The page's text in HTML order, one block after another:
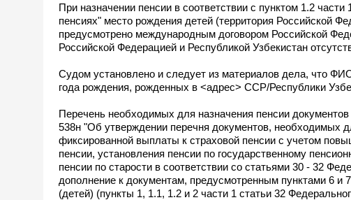
При назначении пенсии в соответствии с пунктом 1.2
пенсиях" место рождения детей (территория Российской
предусмотрено международным договором Российской
Российской Федерацией и Республикой Узбекистан
Судом установлено и следует из материалов дела, что
года рождения, рожденных в <адрес> ССР/Республики
Перечень необходимых для назначения пенсии
538н "Об утверждении перечня документов, необходимых
фиксированной выплаты к страховой пенсии с учетом
пенсии, установления пенсии по государственному
пенсии по старости в соответствии со статьями 30 - 32
дополнение к документам, предусмотренным пунктами 6
(детей) (пункты 1, 1.1, 1.2 и 2 части 1 статьи 32